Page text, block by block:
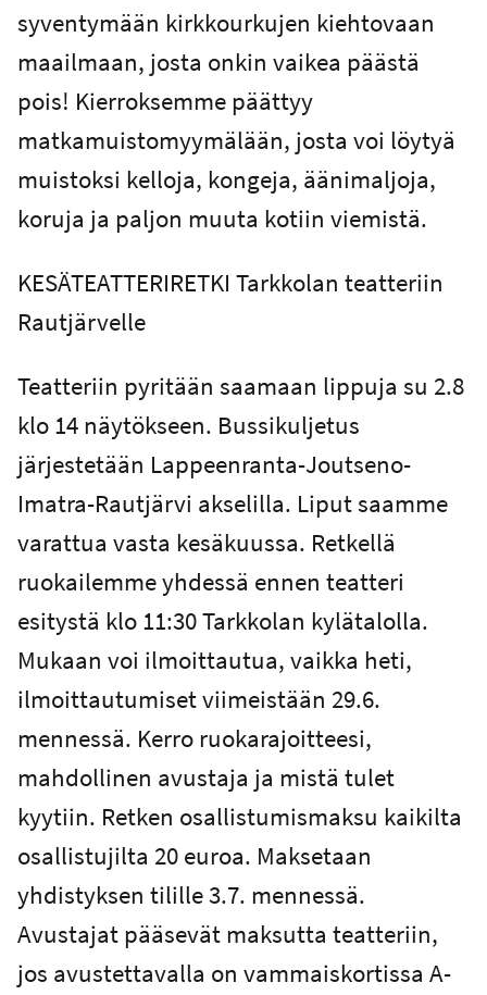
syventymään kirkkourkujen kiehtovaan
maailmaan, josta onkin vaikea päästä
pois! Kierroksemme päättyy
matkamuistomyymälään, josta voi löytyä
muistoksi kelloja, kongeja, äänimaljoja,
koruja ja paljon muuta kotiin viemistä.
KESÄTEATTERIRETKI Tarkkolan teatteriin
Rautjärvelle
Teatteriin pyritään saamaan lippuja su 2.8
klo 14 näytökseen. Bussikuljetus
järjestetään Lappeenranta-Joutseno-
Imatra-Rautjärvi akselilla. Liput saamme
varattua vasta kesäkuussa. Retkellä
ruokailemme yhdessä ennen teatteri
esitystä klo 11:30 Tarkkolan kylätalolla.
Mukaan voi ilmoittautua, vaikka heti,
ilmoittautumiset viimeistään 29.6.
mennessä. Kerro ruokarajoitteesi,
mahdollinen avustaja ja mistä tulet
kyytiin. Retken osallistumismaksu kaikilta
osallistujilta 20 euroa. Maksetaan
yhdistyksen tilille 3.7. mennessä.
Avustajat pääsevät maksutta teatteriin,
jos avustettavalla on vammaiskortissa A-